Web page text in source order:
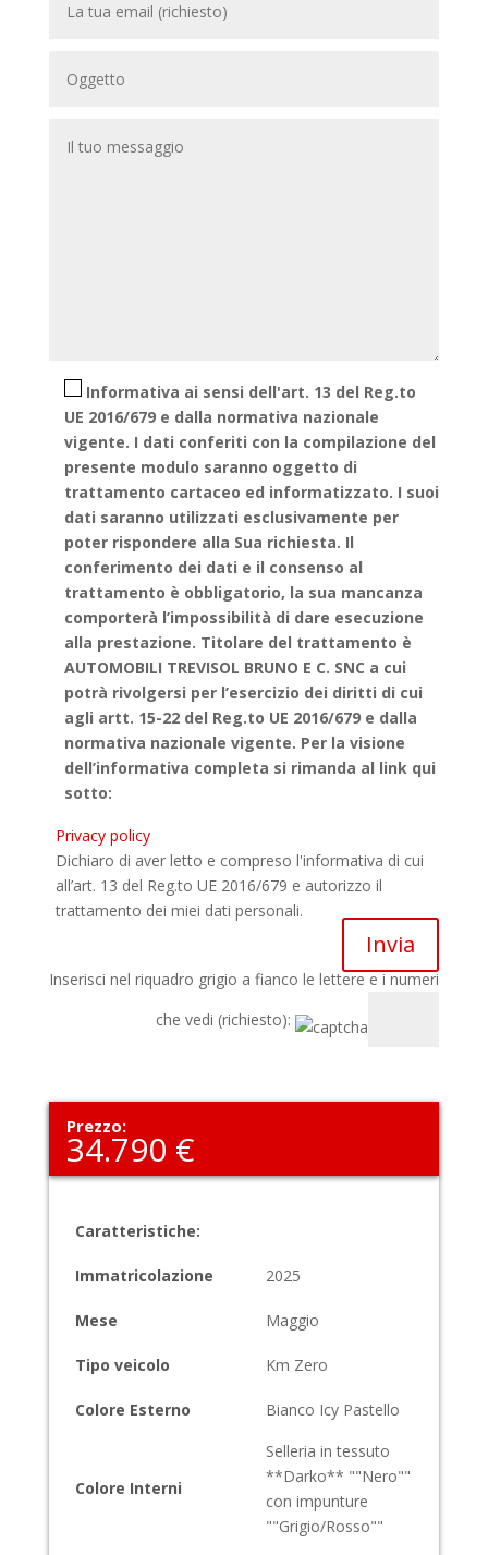
Informativa ai sensi dell'art. 13 del Reg.to
UE 2016/679 e dalla normativa nazionale
vigente. I dati conferiti con la compilazione del
presente modulo saranno oggetto di
trattamento cartaceo ed informatizzato. I suoi
dati saranno utilizzati esclusivamente per
poter rispondere alla Sua richiesta. Il
conferimento dei dati e il consenso al
trattamento è obbligatorio, la sua mancanza
comporterà l’impossibilità di dare esecuzione
alla prestazione. Titolare del trattamento è
AUTOMOBILI TREVISOL BRUNO E C. SNC a cui
potrà rivolgersi per l’esercizio dei diritti di cui
agli artt. 15-22 del Reg.to UE 2016/679 e dalla
normativa nazionale vigente. Per la visione
dell’informativa completa si rimanda al link qui
sotto:
Privacy policy
Dichiaro di aver letto e compreso l'informativa di cui
all’art. 13 del Reg.to UE 2016/679 e autorizzo il
trattamento dei miei dati personali.
Inserisci nel riquadro grigio a fianco le lettere e i numeri
che vedi (richiesto):
Prezzo:
34.790 €
Caratteristiche:
Immatricolazione 2025
Mese Maggio
Tipo veicolo Km Zero
Colore Esterno Bianco Icy Pastello
Colore Interni
Selleria in tessuto
**Darko** ""Nero""
con impunture
""Grigio/Rosso""